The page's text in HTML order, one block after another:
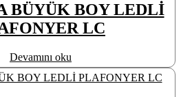
BÜYÜK BOY LEDLİ
LC
Devamını oku